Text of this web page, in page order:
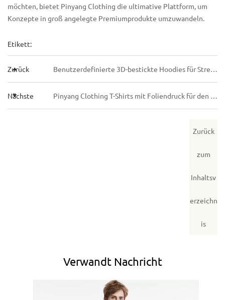
möchten, bietet Pinyang Clothing die ultimative Plattform, um
Konzepte in groß angelegte Premiumprodukte umzuwandeln.
Etikett:
Zurück Benutzerdefinierte 3D-bestickte Hoodies für Streetwear-Marken: Ein Beschaffungsleitfaden für 2026 von Pinyang Clothing
Nächste Pinyang Clothing T-Shirts mit Foliendruck für den Groß- und Einzelhandel: Stoffbeschaffung, Folienanwendung und Tipps zur Veredelung
Zurück
zum
Inhaltsv
erzeichn
is
Verwandt Nachricht